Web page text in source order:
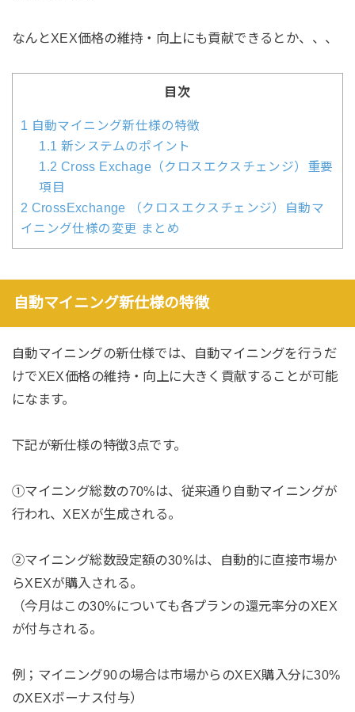
なんとXEX価格の維持・向上にも貢献できるとか、、、
目次
1 自動マイニング新仕様の特徴
1.1 新システムのポイント
1.2 Cross Exchage（クロスエクスチェンジ）重要
項目
2 CrossExchange （クロスエクスチェンジ）自動マ
イニング仕様の変更 まとめ
自動マイニング新仕様の特徴
自動マイニングの新仕様では、自動マイニングを行うだ
けでXEX価格の維持・向上に大きく貢献することが可能
になます。
下記が新仕様の特徴3点です。
①マイニング総数の70%は、従来通り自動マイニングが
行われ、XEXが生成される。
②マイニング総数設定額の30%は、自動的に直接市場か
らXEXが購入される。
（今月はこの30%についても各プランの還元率分のXEX
が付与される。
例；マイニング90の場合は市場からのXEX購入分に30%
のXEXボーナス付与）